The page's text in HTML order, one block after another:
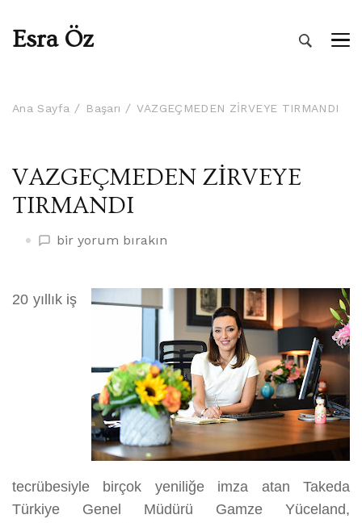
Esra Öz
Ana Sayfa Başarı VAZGEÇMEDEN ZİRVEYE TIRMANDI
VAZGEÇMEDEN ZİRVEYE
TIRMANDI
VAZGEÇMEDEN
üzerine
bir yorum bırakın
20 yıllık iş
tecrübesiyle birçok yeniliğe imza atan Takeda
Türkiye Genel Müdürü Gamze Yüceland,